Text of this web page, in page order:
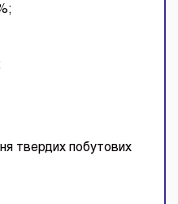
твердих побутових